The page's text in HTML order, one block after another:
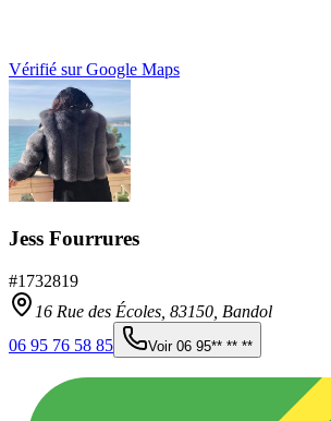
Vérifié sur Google Maps
Jess Fourrures
#1732819
16 Rue des Écoles, 83150 Bandol
06 95 76 58 85
Voir 06 95** ** **